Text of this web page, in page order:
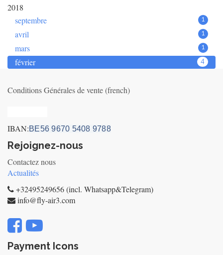
2018
septembre
1
avril 1
mars 1
février 4
Conditions Générales de vente (french)
IBAN:BE56 9670 5408 9788
Rejoignez-nous
Contactez nous
Actualités
+32495249656 (incl. Whatsapp&Telegram)
info@fly-air3.com
Payment Icons